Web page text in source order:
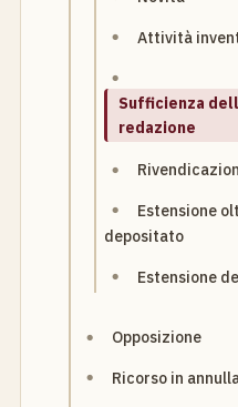
Attività
Sufficienza
redazione
Estensione
depositato
Estensione
Opposizione
Ricorso in